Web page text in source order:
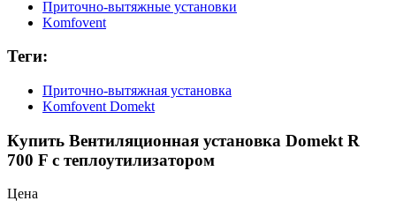
Приточно-вытяжные установки
Komfovent
Теги:
Приточно-вытяжная установка
Komfovent Domekt
Купить Вентиляционная установка Domekt R
700 F с теплоутилизатором
Цена